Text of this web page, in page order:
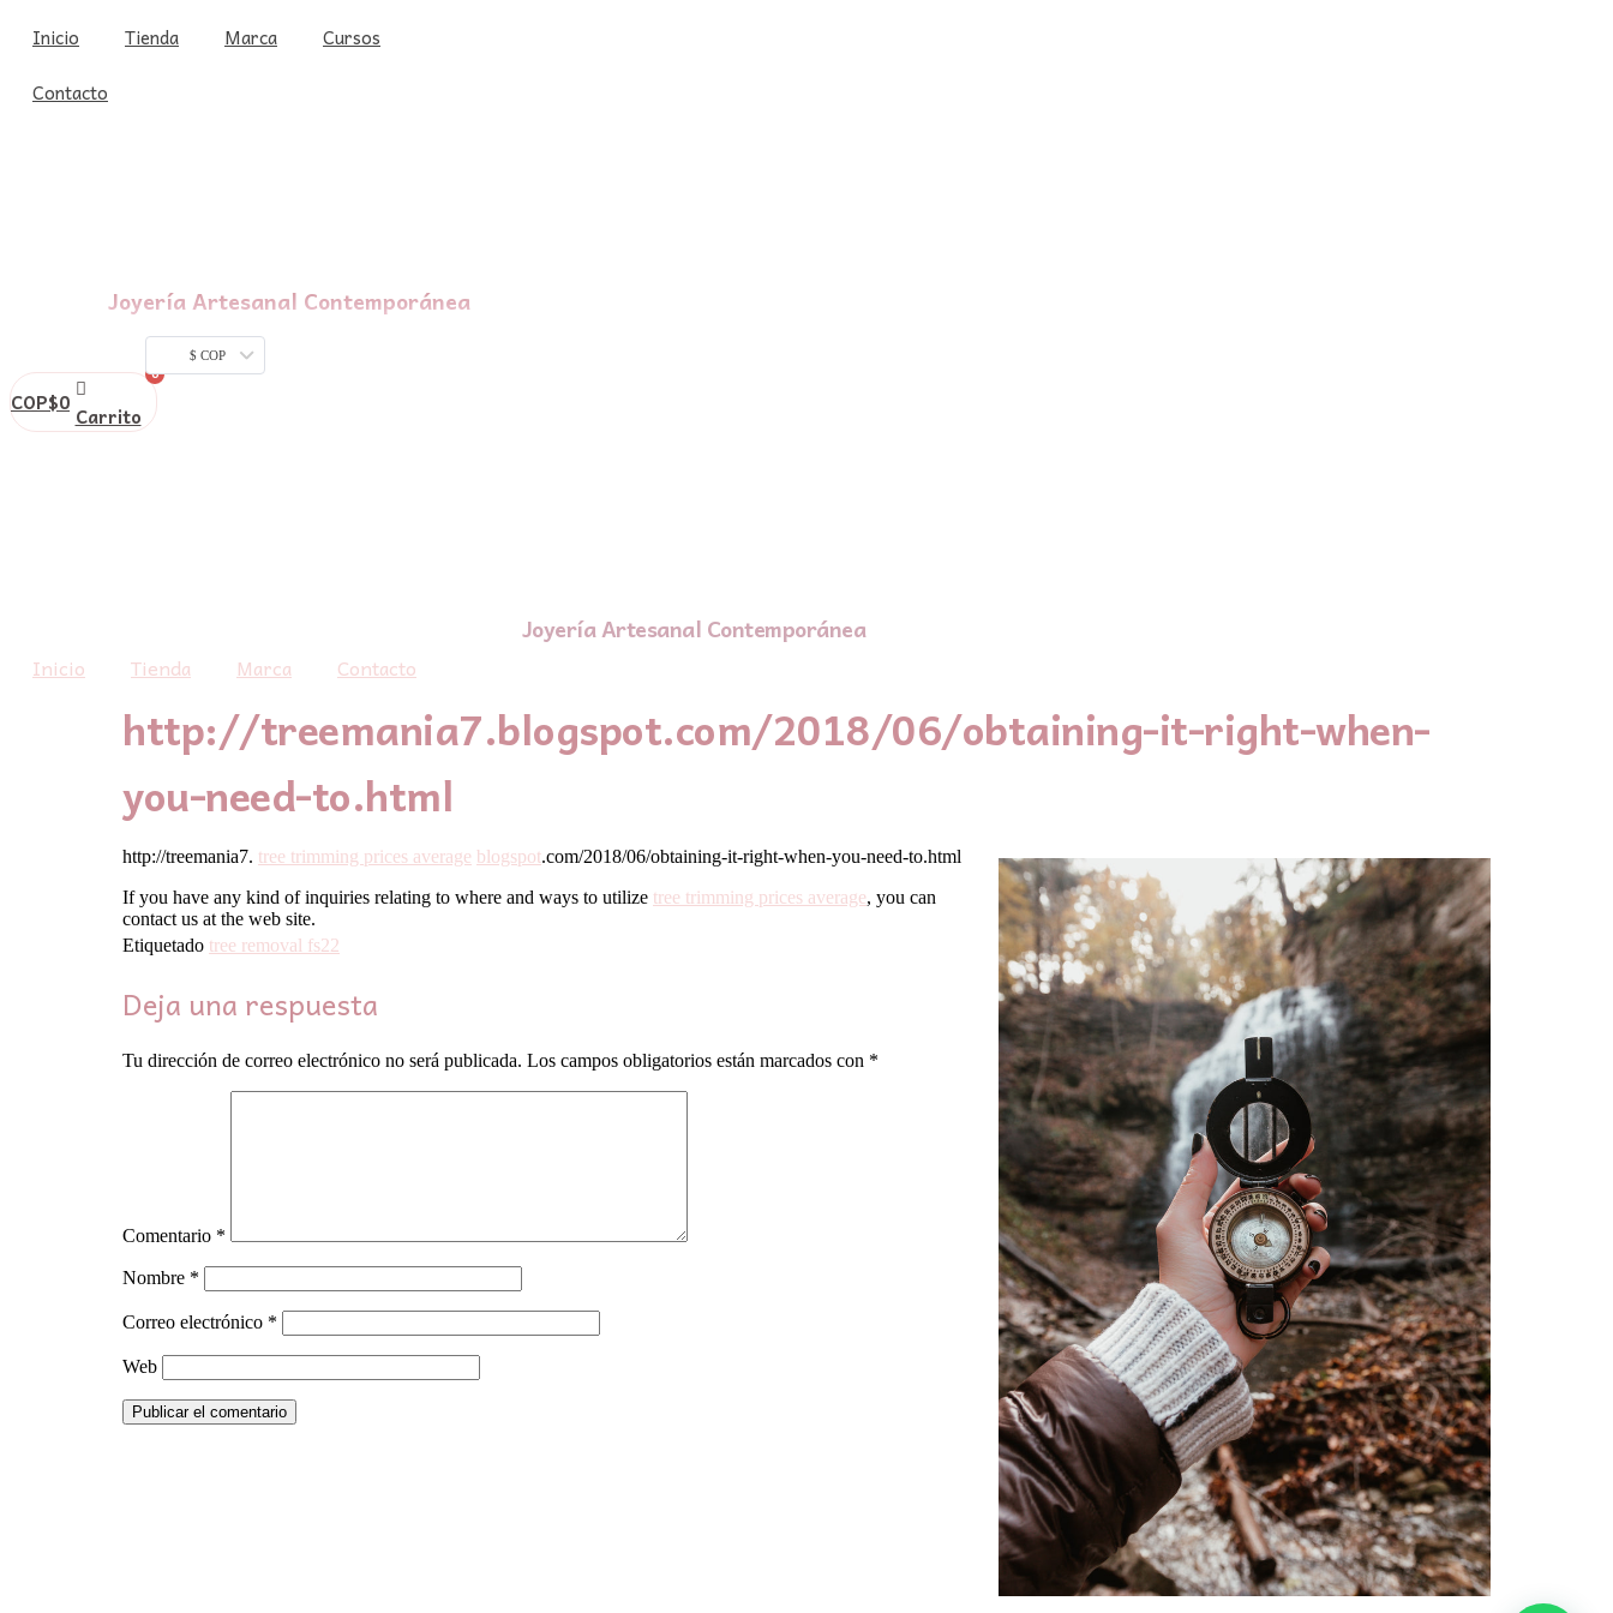
Inicio Tienda Marca
Cursos
Contacto
Joyería Artesanal Contemporánea
$ COP
COP$0 Carrito
Joyería Artesanal Contemporánea
Inicio Tienda Marca Contacto
http://treemania7.blogspot.com/2018/06/obtaining-it-right-when-
you-need-to.html
http://treemania7. tree trimming prices average blogspot.com/2018/06/obtaining-it-right-when-you-need-to.html
If you have any kind of inquiries relating to where and ways to utilize tree trimming prices average, you can
contact us at the web site.
Etiquetado tree removal fs22
Deja una respuesta
Tu dirección de correo electrónico no será publicada. Los campos obligatorios están marcados con *
Comentario *
Nombre *
Correo electrónico *
Web